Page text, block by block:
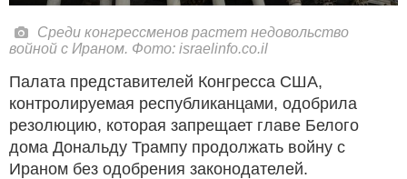
Среди конгрессменов растет недовольство
войной с Ираном. Фото: israelinfo.co.il
Палата представителей Конгресса США,
контролируемая республиканцами, одобрила
резолюцию, которая запрещает главе Белого
дома Дональду Трампу продолжать войну с
Ираном без одобрения законодателей.